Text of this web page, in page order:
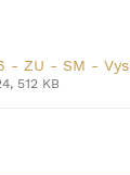
- ZU - SM -
512 KB